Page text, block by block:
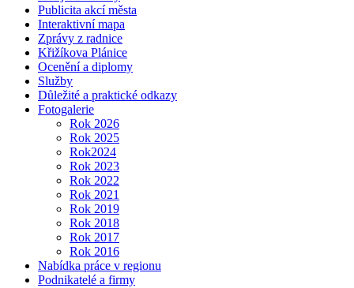
Publicita akcí města
Interaktivní mapa
Zprávy z radnice
Křižíkova Plánice
Ocenění a diplomy
Služby
Důležité a praktické odkazy
Fotogalerie
Rok 2026
Rok 2025
Rok2024
Rok 2023
Rok 2022
Rok 2021
Rok 2019
Rok 2018
Rok 2017
Rok 2016
Nabídka práce v regionu
Podnikatelé a firmy